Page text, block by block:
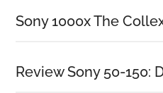
Sony 1000x The
Review Sony 50-150: